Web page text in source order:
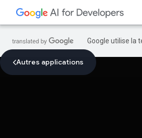
Google utilise la
Autres applications